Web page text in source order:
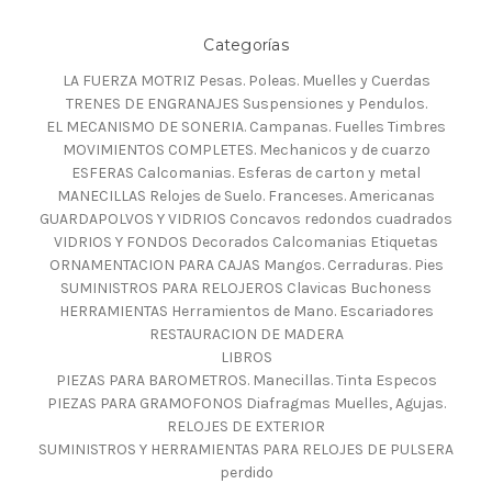
Categorías
LA FUERZA MOTRIZ Pesas. Poleas. Muelles y Cuerdas
TRENES DE ENGRANAJES Suspensiones y Pendulos.
EL MECANISMO DE SONERIA. Campanas. Fuelles Timbres
MOVIMIENTOS COMPLETES. Mechanicos y de cuarzo
ESFERAS Calcomanias. Esferas de carton y metal
MANECILLAS Relojes de Suelo. Franceses. Americanas
GUARDAPOLVOS Y VIDRIOS Concavos redondos cuadrados
VIDRIOS Y FONDOS Decorados Calcomanias Etiquetas
ORNAMENTACION PARA CAJAS Mangos. Cerraduras. Pies
SUMINISTROS PARA RELOJEROS Clavicas Buchoness
HERRAMIENTAS Herramientos de Mano. Escariadores
RESTAURACION DE MADERA
LIBROS
PIEZAS PARA BAROMETROS. Manecillas. Tinta Especos
PIEZAS PARA GRAMOFONOS Diafragmas Muelles, Agujas.
RELOJES DE EXTERIOR
SUMINISTROS Y HERRAMIENTAS PARA RELOJES DE PULSERA
perdido